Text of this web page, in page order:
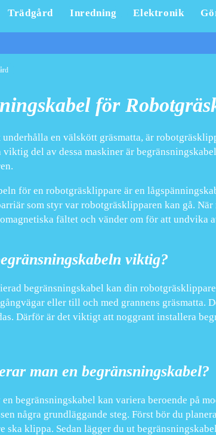
Trädgård Inredning Elektronik
för
en välskött gräsmatta, är
viktig del av dessa maskiner är
för en robotgräsklippare är en
som styr var robotgräsklipparen kan gå.
fältet och vänder om för att undvika
viktig?
begränsningskabel kan din
eller till och med grannens gräsmatta.
Därför är det viktigt att noggrant installera
man en begränsningskabel?
begränsningskabel kan variera beroende på
några grundläggande steg. Först bör du
ska klippa. Sedan lägger du ut